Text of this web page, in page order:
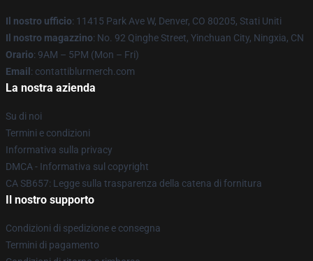
Il nostro ufficio: 11415 Park Ave W, Denver, CO 80205, Stati Uniti
Il nostro magazzino: No. 92 Qinghe Street, Yinchuan City, Ningxia, CN
Orario: 9AM – 5PM (Mon – Fri)
Email : contattiblurmerch.com
La nostra azienda
Su di noi
Termini e condizioni
Informativa sulla privacy
DMCA - Informativa sul copyright
CA SB657: Legge sulla trasparenza della catena di fornitura
Il nostro supporto
Condizioni di spedizione e consegna
Termini di pagamento